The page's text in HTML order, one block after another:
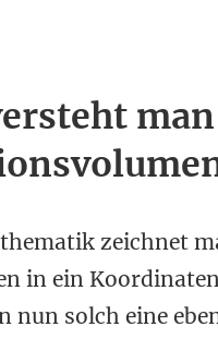
zeichnet
in ein
nun solch eine